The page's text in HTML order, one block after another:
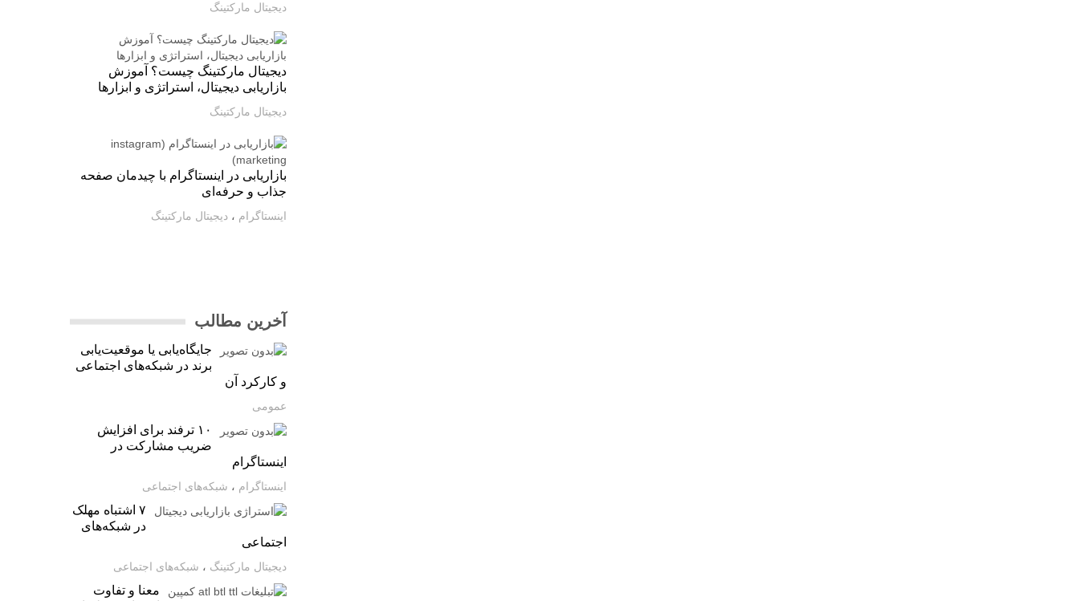
دیجیتال مارکتینگ
دیجیتال مارکتینگ چیست؟ آموزش
بازاریابی دیجیتال، استراتژی و ابزارها
دیجیتال مارکتینگ
بازاریابی در اینستاگرام با چیدمان صفحه
جذاب و حرفه‌ای
اینستاگرام ، دیجیتال مارکتینگ
آخرین مطالب
جایگاه‌یابی یا موقعیت‌یابی
برند در شبکه‌های اجتماعی
و کارکرد آن
عمومی
۱۰ ترفند برای افزایش
ضریب مشارکت در
اینستاگرام
اینستاگرام ، شبکه‌های اجتماعی
۷ اشتباه مهلک
در شبکه‌های
اجتماعی
دیجیتال مارکتینگ ، شبکه‌های اجتماعی
معنا و تفاوت